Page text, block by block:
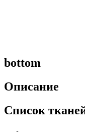
bottom
Описание
Список